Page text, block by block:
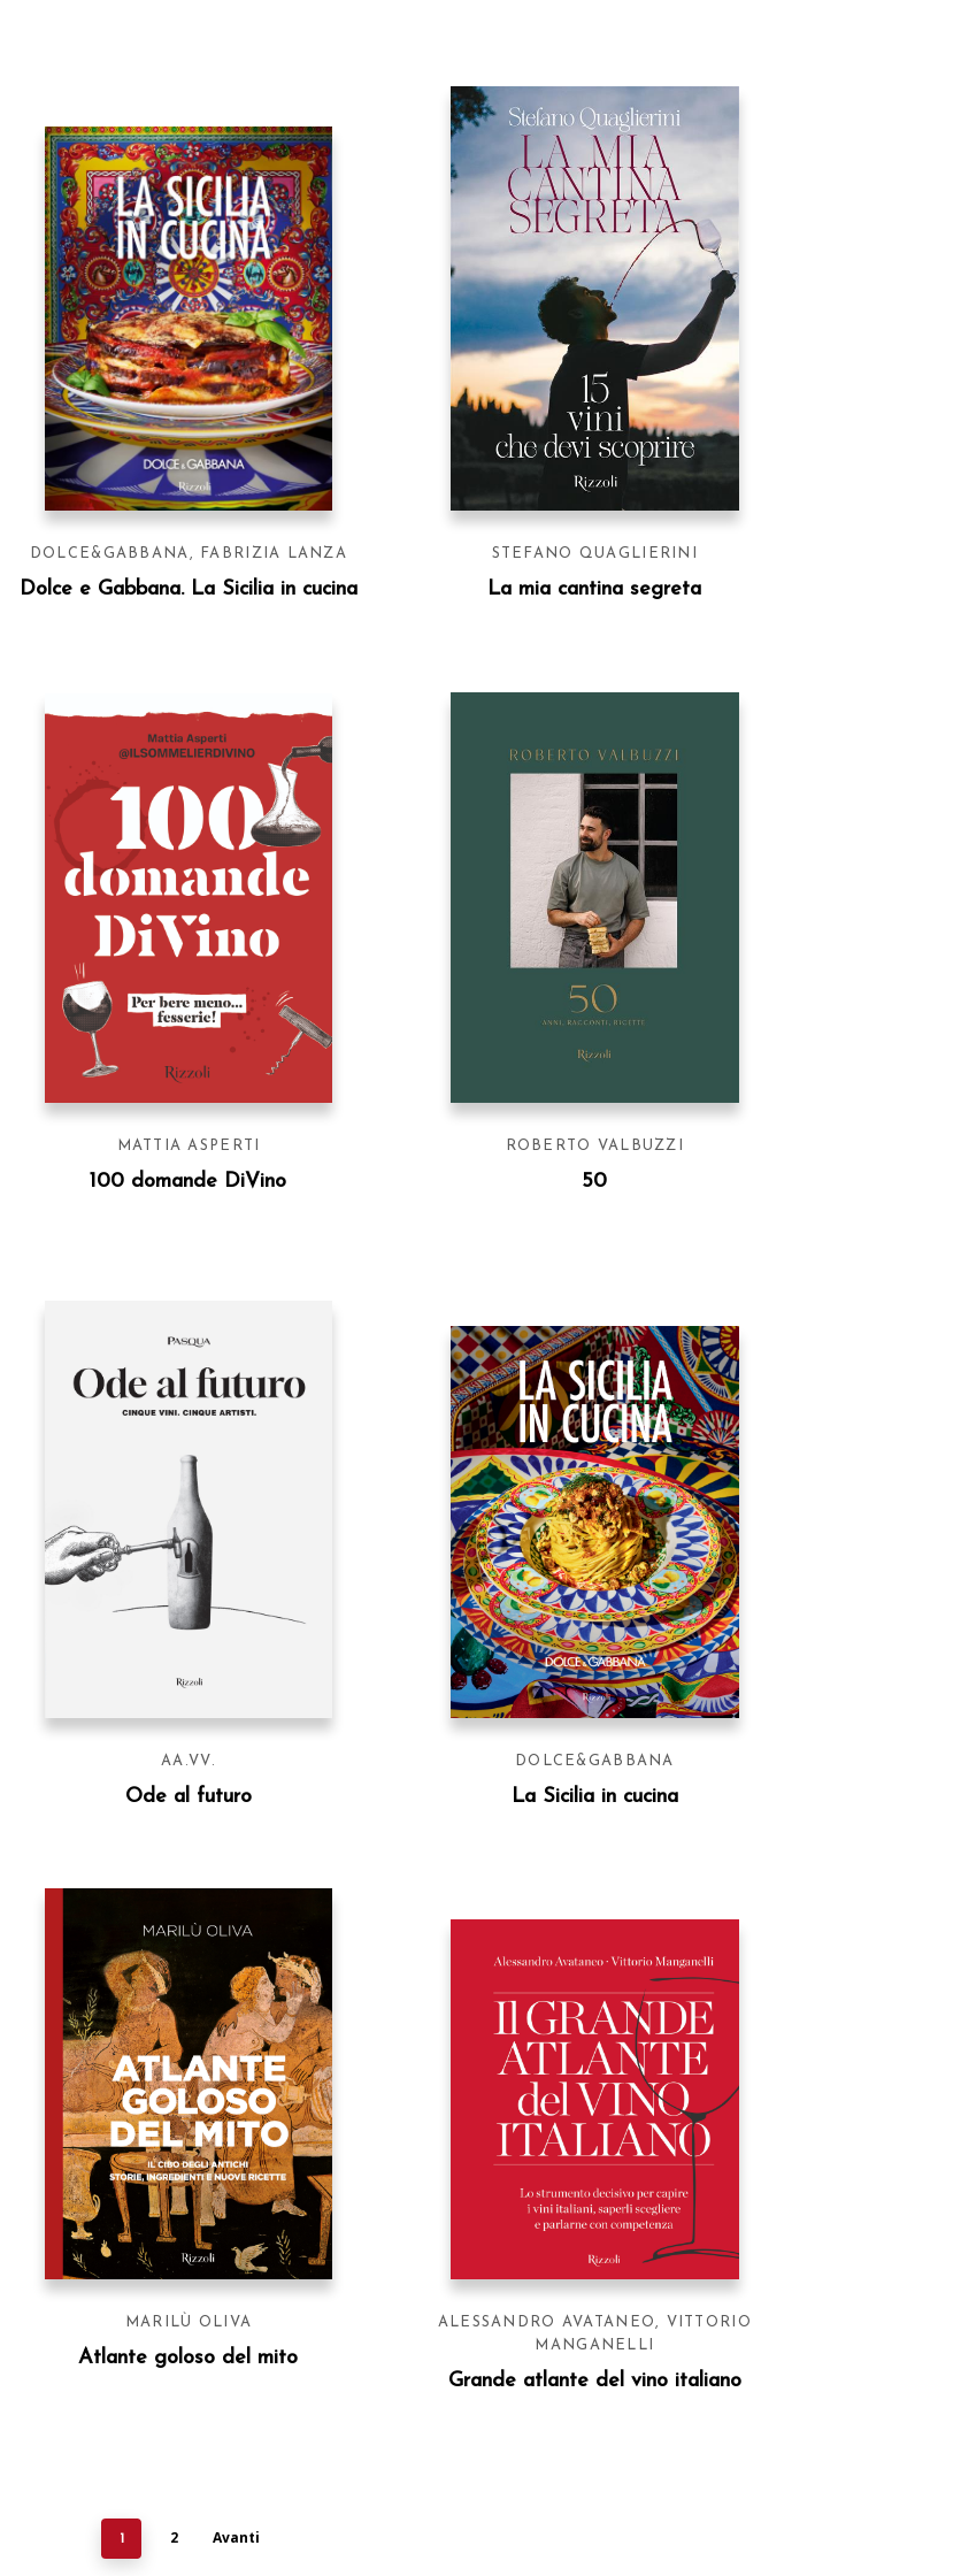
DOLCE&GABBANA , FABRIZIA LANZA
Dolce e Gabbana. La Sicilia in cucina
STEFANO QUAGLIERINI
La mia cantina segreta
MATTIA ASPERTI
100 domande DiVino
ROBERTO VALBUZZI
50
AA.VV.
Ode al futuro
DOLCE&GABBANA
La Sicilia in cucina
MARILÙ OLIVA
Atlante goloso del mito
ALESSANDRO AVATANEO ,
VITTORIO
MANGANELLI
Grande atlante del vino italiano
1 2 Avanti